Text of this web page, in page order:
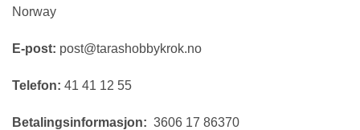
Norway
E-post: post@tarashobbykrok.no
Telefon: 41 41 12 55
Betalingsinformasjon: 3606 17 86370